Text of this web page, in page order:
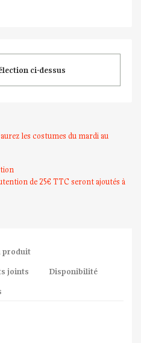
ci-dessus
les costumes du mardi au
de 25€ TTC seront ajoutés à
produit
joints
Disponibilité